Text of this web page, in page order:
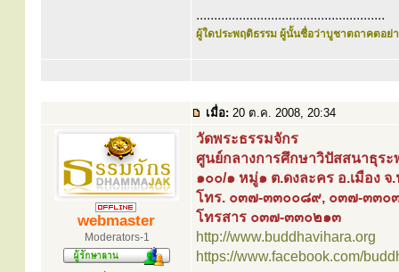
.....................................................
ผู้ใดประพฤติธรรม ผู้นั้นชื่อว่าบูชาตถาคตอย่า
เมื่อ: 20 ต.ค. 2008, 20:34
webmaster
Moderators-1
วัดพระธรรมจักร
ศูนย์กลางการศึกษาวิปัสสนาธุระ
๑๐๐/๑ หมู่๑ ต.ดงละคร อ.เมือง
โทร. ๐๓๗-๓๓๐๐๘๙, ๐๓๗-๓๓๐
โทรสาร ๐๓๗-๓๓๐๒๑๓
http://www.buddhavihara.org
https://www.facebook.com/